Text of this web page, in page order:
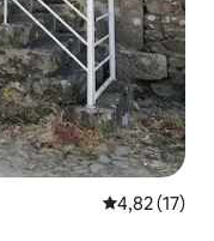
საშუალო
4,82 (17)